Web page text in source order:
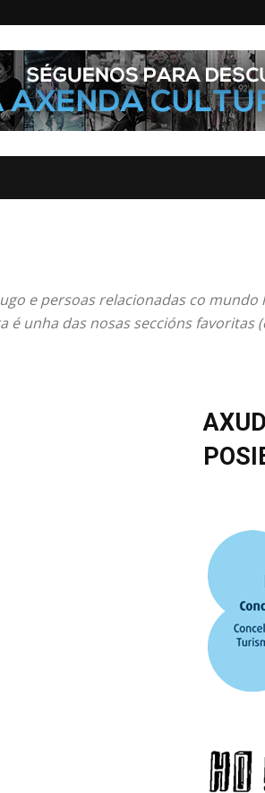
e persoas relacionadas co
unha das nosas seccións favoritas